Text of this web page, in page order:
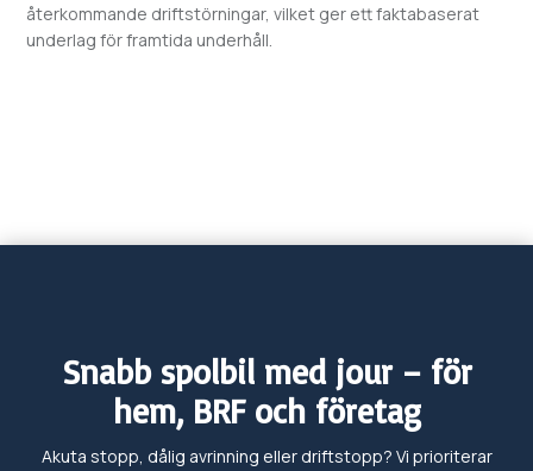
återkommande driftstörningar, vilket ger ett faktabaserat
underlag för framtida underhåll.
Snabb spolbil med jour – för
hem, BRF och företag
Akuta stopp, dålig avrinning eller driftstopp? Vi prioriterar